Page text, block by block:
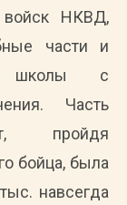
войск НКВД,
части и
школы с
Часть
пройдя
бойца, была
навсегда